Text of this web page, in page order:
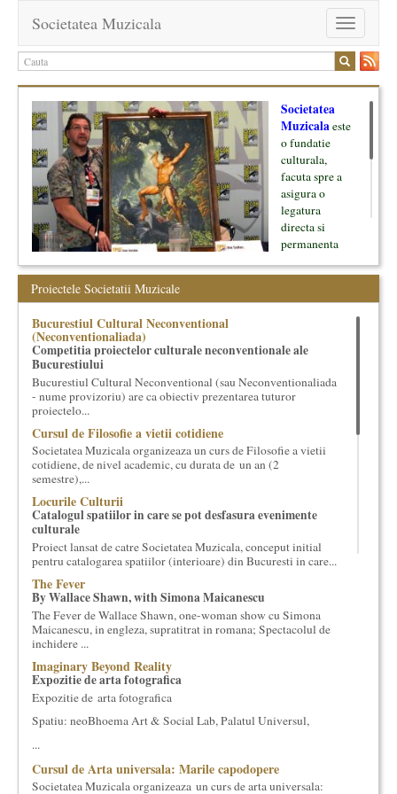
Toggle
navigation
Societatea Muzicala
Societatea
Muzicalaeste
o fundatie
culturala,
facuta spre a
asigura o
legatura
directa si
permanenta
oamenii ei, pe
inceput cu muzica clasica - si de aici numele -, insa acum
dezvoltam proiecte si in alte domenii ale culturii.
Facem management cultural, dezvoltam si administram proiecte
proprii sau preluate, modele si sisteme de finantare, marketing
cultural si consultanta. Organizam concursuri, concerte si
evenimente culturale, private sau publice, tinem cursuri de
cultura generala muzicala, teatrala, filosofica si de alte feluri.
Cuvinte in plus despre proiect, despre cei care il administreaza si
cei care il finantateaza sunt in rubricile de mai jos.
Proiectele Societatii Muzicale
Bucurestiul Cultural Neconventional
(Neconventionaliada)
Competitia proiectelor culturale neconventionale ale
Bucurestiului
Bucurestiul Cultural Neconventional (sau Neconventionaliada
- nume provizoriu) are ca obiectiv prezentarea tuturor
proiectelo...
Cursul de Filosofie a vietii cotidiene
Societatea Muzicala organizeaza un curs de Filosofie a vietii
cotidiene, de nivel academic, cu durata de un an (2
semestre),...
Locurile Culturii
Catalogul spatiilor in care se pot desfasura evenimente
culturale
Proiect lansat de catre Societatea Muzicala, conceput initial
pentru catalogarea spatiilor (interioare) din Bucuresti in care...
The Fever
By Wallace Shawn, with Simona Maicanescu
The Fever de Wallace Shawn, one-woman show cu Simona
Maicanescu, in engleza, supratitrat in romana; Spectacolul de
inchidere ...
Imaginary Beyond Reality
Expozitie de arta fotografica
Expozitie de arta fotografica
Spatiu: neoBhoema Art & Social Lab, Palatul Universul,
...
Cursul de Arta universala: Marile capodopere
Societatea Muzicala organizeaza un curs de arta universala: